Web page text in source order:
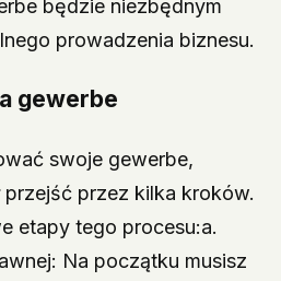
będzie niezbędnym
prowadzenia biznesu.
gewerbe
swoje gewerbe,
przejść przez kilka kroków.
etapy tego procesu:a.
Na początku musisz